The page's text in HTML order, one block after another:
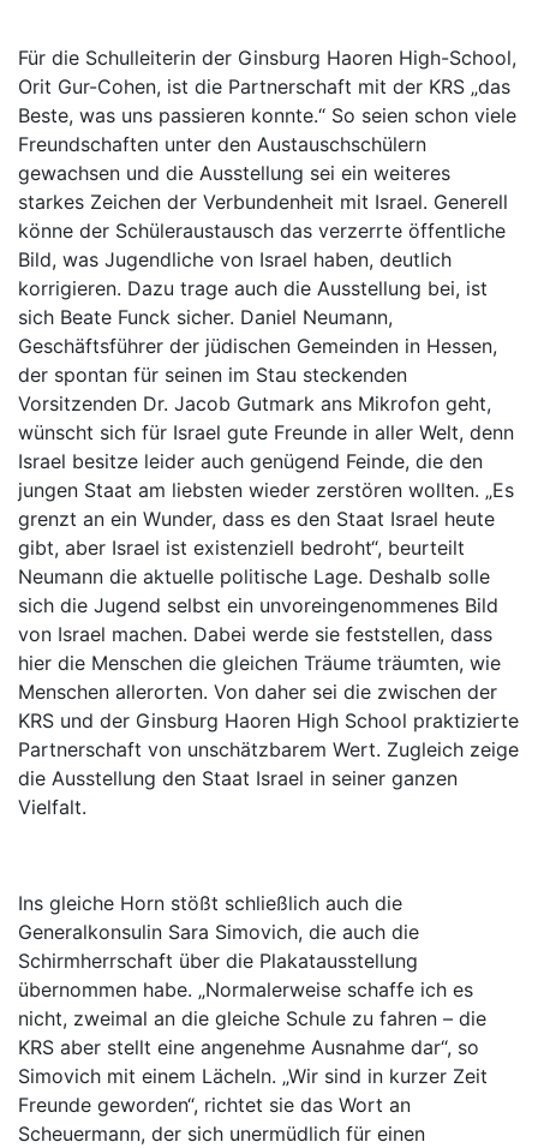
Für die Schulleiterin der Ginsburg Haoren High-School,
Orit Gur-Cohen, ist die Partnerschaft mit der KRS „das
Beste, was uns passieren konnte.“ So seien schon viele
Freundschaften unter den Austauschschülern
gewachsen und die Ausstellung sei ein weiteres
starkes Zeichen der Verbundenheit mit Israel. Generell
könne der Schüleraustausch das verzerrte öffentliche
Bild, was Jugendliche von Israel haben, deutlich
korrigieren. Dazu trage auch die Ausstellung bei, ist
sich Beate Funck sicher. Daniel Neumann,
Geschäftsführer der jüdischen Gemeinden in Hessen,
der spontan für seinen im Stau steckenden
Vorsitzenden Dr. Jacob Gutmark ans Mikrofon geht,
wünscht sich für Israel gute Freunde in aller Welt, denn
Israel besitze leider auch genügend Feinde, die den
jungen Staat am liebsten wieder zerstören wollten. „Es
grenzt an ein Wunder, dass es den Staat Israel heute
gibt, aber Israel ist existenziell bedroht“, beurteilt
Neumann die aktuelle politische Lage. Deshalb solle
sich die Jugend selbst ein unvoreingenommenes Bild
von Israel machen. Dabei werde sie feststellen, dass
hier die Menschen die gleichen Träume träumten, wie
Menschen allerorten. Von daher sei die zwischen der
KRS und der Ginsburg Haoren High School praktizierte
Partnerschaft von unschätzbarem Wert. Zugleich zeige
die Ausstellung den Staat Israel in seiner ganzen
Vielfalt.
Ins gleiche Horn stößt schließlich auch die
Generalkonsulin Sara Simovich, die auch die
Schirmherrschaft über die Plakatausstellung
übernommen habe. „Normalerweise schaffe ich es
nicht, zweimal an die gleiche Schule zu fahren – die
KRS aber stellt eine angenehme Ausnahme dar“, so
Simovich mit einem Lächeln. „Wir sind in kurzer Zeit
Freunde geworden“, richtet sie das Wort an
Scheuermann, der sich unermüdlich für einen